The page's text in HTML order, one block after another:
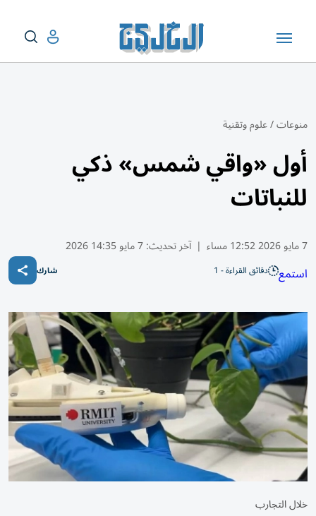
منوعات/علوم وتقنية
أول «واقي شمس» ذكي
للنباتات
7 مايو 2026 12:52 مساء | آخر تحديث:7 مايو 14:35 2026
استمع دقائق القراءة - 1 شارك
خلال التجارب